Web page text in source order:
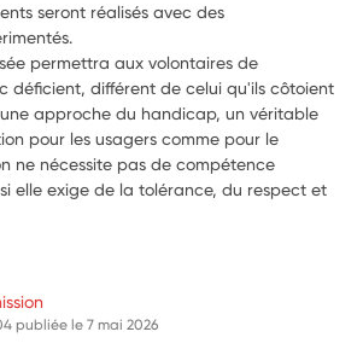
seront réalisés avec des
permettra aux volontaires de
déficient, différent de celui qu'ils côtoient
approche du handicap, un véritable
pour les usagers comme pour le
ne nécessite pas de compétence
elle exige de la tolérance, du respect et
publiée le7 mai 2026